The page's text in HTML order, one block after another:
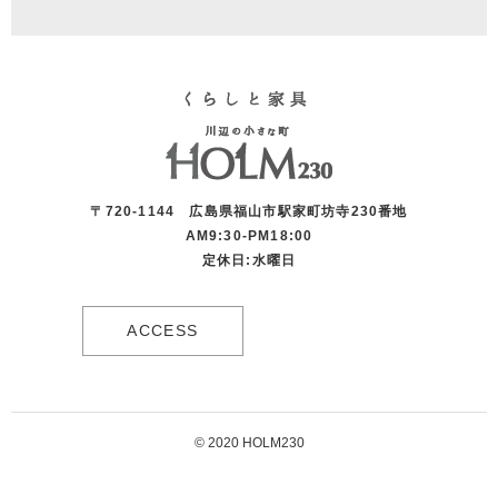
〒720-1144 広島県福山市駅家町坊寺230番地
AM9:30-PM18:00
定休日:水曜日
ACCESS
© 2020 HOLM230